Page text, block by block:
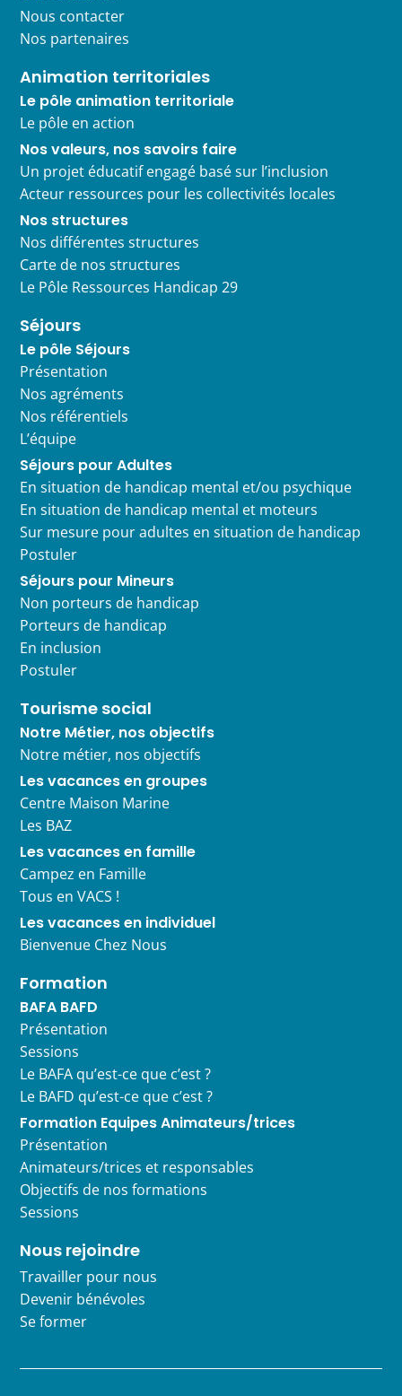
Nous contacter
Nos partenaires
Animation territoriales
Le pôle animation territoriale
Le pôle en action
Nos valeurs, nos savoirs faire
Un projet éducatif engagé basé sur l’inclusion
Acteur ressources pour les collectivités locales
Nos structures
Nos différentes structures
Carte de nos structures
Le Pôle Ressources Handicap 29
Séjours
Le pôle Séjours
Présentation
Nos agréments
Nos référentiels
L’équipe
Séjours pour Adultes
En situation de handicap mental et/ou psychique
En situation de handicap mental et moteurs
Sur mesure pour adultes en situation de handicap
Postuler
Séjours pour Mineurs
Non porteurs de handicap
Porteurs de handicap
En inclusion
Postuler
Tourisme social
Notre Métier, nos objectifs
Notre métier, nos objectifs
Les vacances en groupes
Centre Maison Marine
Les BAZ
Les vacances en famille
Campez en Famille
Tous en VACS !
Les vacances en individuel
Bienvenue Chez Nous
Formation
BAFA BAFD
Présentation
Sessions
Le BAFA qu’est-ce que c’est ?
Le BAFD qu’est-ce que c’est ?
Formation Equipes Animateurs/trices
Présentation
Animateurs/trices et responsables
Objectifs de nos formations
Sessions
Nous rejoindre
Travailler pour nous
Devenir bénévoles
Se former